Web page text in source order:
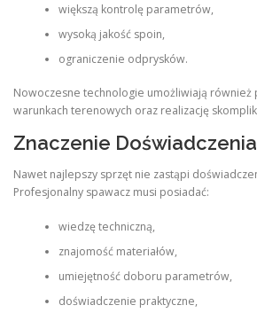
większą kontrolę parametrów,
wysoką jakość spoin,
ograniczenie odprysków.
Nowoczesne technologie umożliwiają również
warunkach terenowych oraz realizację
Znaczenie
Nawet najlepszy sprzęt nie zastąpi
Profesjonalny spawacz musi posiadać:
wiedzę techniczną,
znajomość materiałów,
umiejętność doboru parametrów,
doświadczenie praktyczne,